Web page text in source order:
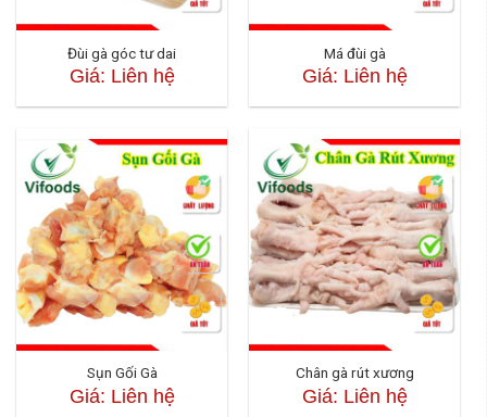
Đùi gà góc tư dai
Giá: Liên hệ
Má đùi gà
Giá: Liên hệ
Sụn Gối Gà
Giá: Liên hệ
Chân gà rút xương
Giá: Liên hệ